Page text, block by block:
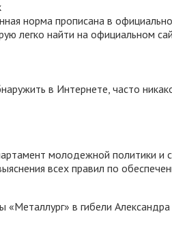
норма прописана в
легко найти на официальном
в Интернете, часто
молодежной политики и
всех правил по
«Металлург» в гибели Александра